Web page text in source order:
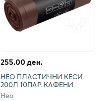
255.00 ден.
НЕО ПЛАСТИЧНИ КЕСИ
200Л 10ПАР. КАФЕНИ
Нео